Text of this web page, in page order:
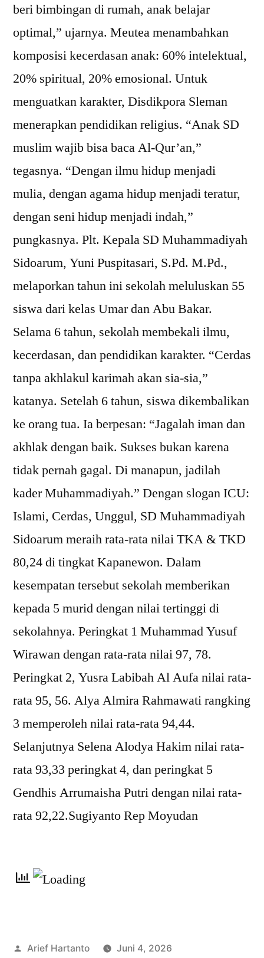
beri bimbingan di rumah, anak belajar
optimal,” ujarnya. Meutea menambahkan
komposisi kecerdasan anak: 60% intelektual,
20% spiritual, 20% emosional. Untuk
menguatkan karakter, Disdikpora Sleman
menerapkan pendidikan religius. “Anak SD
muslim wajib bisa baca Al-Qur’an,”
tegasnya. “Dengan ilmu hidup menjadi
mulia, dengan agama hidup menjadi teratur,
dengan seni hidup menjadi indah,”
pungkasnya. Plt. Kepala SD Muhammadiyah
Sidoarum, Yuni Puspitasari, S.Pd. M.Pd.,
melaporkan tahun ini sekolah meluluskan 55
siswa dari kelas Umar dan Abu Bakar.
Selama 6 tahun, sekolah membekali ilmu,
kecerdasan, dan pendidikan karakter. “Cerdas
tanpa akhlakul karimah akan sia-sia,”
katanya. Setelah 6 tahun, siswa dikembalikan
ke orang tua. Ia berpesan: “Jagalah iman dan
akhlak dengan baik. Sukses bukan karena
tidak pernah gagal. Di manapun, jadilah
kader Muhammadiyah.” Dengan slogan ICU:
Islami, Cerdas, Unggul, SD Muhammadiyah
Sidoarum meraih rata-rata nilai TKA & TKD
80,24 di tingkat Kapanewon. Dalam
kesempatan tersebut sekolah memberikan
kepada 5 murid dengan nilai tertinggi di
sekolahnya. Peringkat 1 Muhammad Yusuf
Wirawan dengan rata-rata nilai 97, 78.
Peringkat 2, Yusra Labibah Al Aufa nilai rata-
rata 95, 56. Alya Almira Rahmawati rangking
3 memperoleh nilai rata-rata 94,44.
Selanjutnya Selena Alodya Hakim nilai rata-
rata 93,33 peringkat 4, dan peringkat 5
Gendhis Arrumaisha Putri dengan nilai rata-
rata 92,22.Sugiyanto Rep Moyudan
Arief Hartanto
Juni 4, 2026